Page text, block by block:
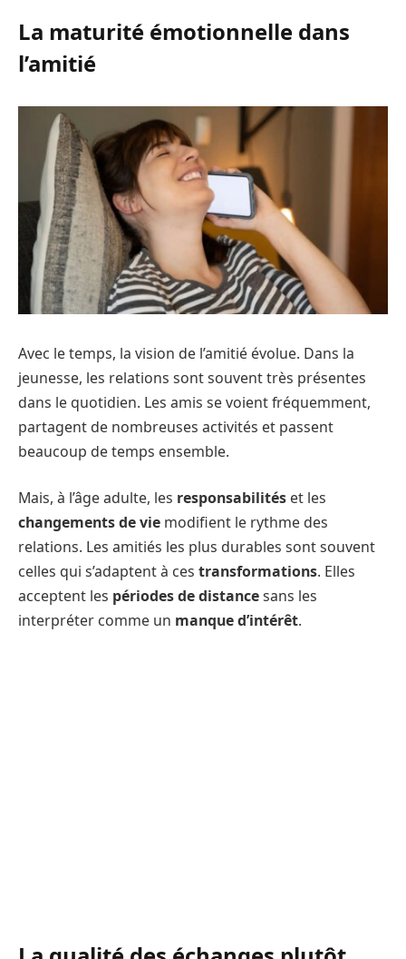
La maturité émotionnelle dans
l’amitié
Avec le temps, la vision de l’amitié évolue. Dans la
jeunesse, les relations sont souvent très présentes
dans le quotidien. Les amis se voient fréquemment,
partagent de nombreuses activités et passent
beaucoup de temps ensemble.
Mais, à l’âge adulte, les responsabilités et les
changements de vie modifient le rythme des
relations. Les amitiés les plus durables sont souvent
celles qui s’adaptent à ces transformations. Elles
acceptent les périodes de distancesans les
interpréter comme un manque d’intérêt.